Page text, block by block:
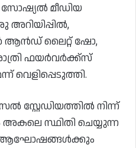
മീഡിയ
അറിയിപ്പിൽ,
ലൈറ്റ് ഷോ,
ഫയർവർക്ക്‌സ്
വെളിപ്പെടുത്തി.
നിന്ന്
അകലെ സ്ഥിതി ചെയ്യുന്ന